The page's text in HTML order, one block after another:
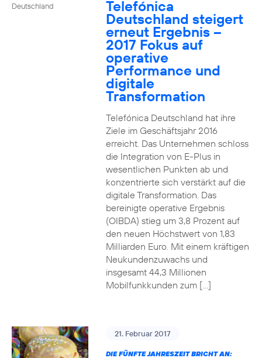
Deutschland
Telefónica
Deutschland steigert
erneut Ergebnis –
2017 Fokus auf
operative
Performance und
digitale
Transformation
Telefónica Deutschland hat ihre
Ziele im Geschäftsjahr 2016
erreicht. Das Unternehmen schloss
die Integration von E-Plus in
wesentlichen Punkten ab und
konzentrierte sich verstärkt auf die
digitale Transformation. Das
bereinigte operative Ergebnis
(OIBDA) stieg um 3,8 Prozent auf
den neuen Höchstwert von 1,83
Milliarden Euro. Mit einem kräftigen
Neukundenzuwachs und
insgesamt 44,3 Millionen
Mobilfunkkunden zum […]
21. Februar 2017
DIE FÜNFTE JAHRESZEIT BRICHT AN: